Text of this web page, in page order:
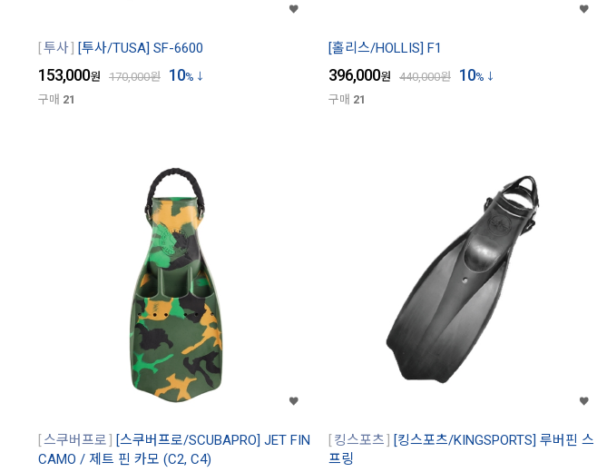
투사 [투사/TUSA] SF-6600
153,000원 170,000원 10%
구매 21
[홀리스/HOLLIS] F1
396,000원 440,000원 10%
구매 21
스쿠버프로
[스쿠버프로/SCUBAPRO] JET FIN
CAMO / 제트 핀 카모 (C2, C4)
킹스포츠
[킹스포츠/KINGSPORTS] 루버핀 스
프링